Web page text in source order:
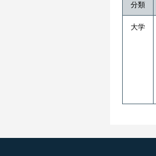
分類
大学